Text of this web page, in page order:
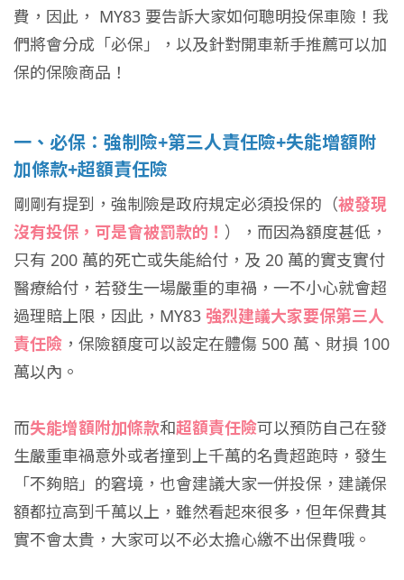
費，因此， MY83 要告訴大家如何聰明投保車險！我
們將會分成「必保」，以及針對開車新手推薦可以加
保的保險商品！
一、必保：強制險+第三人責任險+失能增額附
加條款+超額責任險
剛剛有提到，強制險是政府規定必須投保的（被發現
沒有投保，可是會被罰款的！ ），而因為額度甚低，
只有 200 萬的死亡或失能給付，及 20 萬的實支實付
醫療給付，若發生一場嚴重的車禍，一不小心就會超
過理賠上限，因此，MY83 強烈建議大家要保第三人
責任險 ，保險額度可以設定在體傷 500 萬、財損 100
萬以內。
而失能增額附加條款和超額責任險可以預防自己在發
生嚴重車禍意外或者撞到上千萬的名貴超跑時，發生
「不夠賠」的窘境，也會建議大家一併投保，建議保
額都拉高到千萬以上，雖然看起來很多，但年保費其
實不會太貴，大家可以不必太擔心繳不出保費哦。